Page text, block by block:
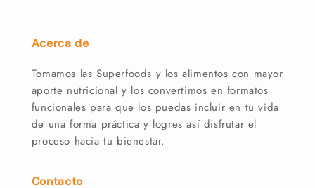
Acerca de
Tomamos las Superfoods y los alimentos con mayor
aporte nutricional y los convertimos en formatos
funcionales para que los puedas incluir en tu vida
de una forma práctica y logres así disfrutar el
proceso hacia tu bienestar.
Contacto